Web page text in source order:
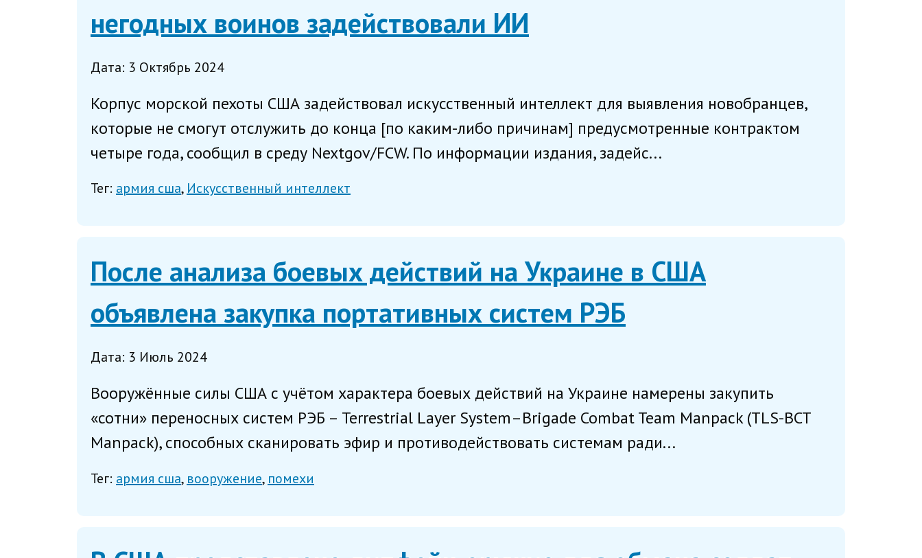
негодных воинов задействовали ИИ
Дата: 3 Октябрь 2024
Корпус морской пехоты США задействовал искусственный интеллект для выявления новобранцев,
которые не смогут отслужить до конца [по каким-либо причинам] предусмотренные контрактом
четыре года, сообщил в среду Nextgov/FCW. По информации издания, задейс...
Тег: армия сша Искусственный интеллект
После анализа боевых действий на Украине в США
объявлена закупка портативных систем РЭБ
Дата: 3 Июль 2024
Вооружённые силы США с учётом характера боевых действий на Украине намерены закупить
«сотни» переносных систем РЭБ – Terrestrial Layer System–Brigade Combat Team Manpack (TLS-BCT
Manpack), способных сканировать эфир и противодействовать системам ради...
Тег: армия сша вооружение помехи